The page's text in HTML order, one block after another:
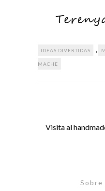
IDEAS DIVERTIDAS
MACHE
Visita al
Sobre